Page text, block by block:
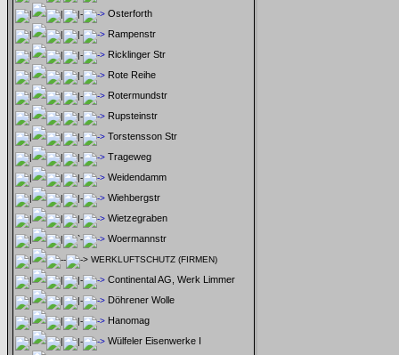
Osterforth
Rampenstr
Ricklinger Str
Rote Reihe
Rotermundstr
Rupsteinstr
Torstensson Str
Trageweg
Weidendamm
Wiehbergstr
Wietzegraben
Woermannstr
WERKLUFTSCHUTZ (FIRMEN)
Continental AG, Werk Limmer
Döhrener Wolle
Hanomag
Wülfeler Eisenwerke I